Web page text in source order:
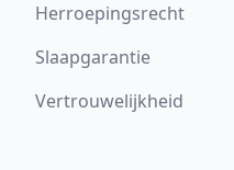
Herroepingsrecht
Slaapgarantie
Vertrouwelijkheid